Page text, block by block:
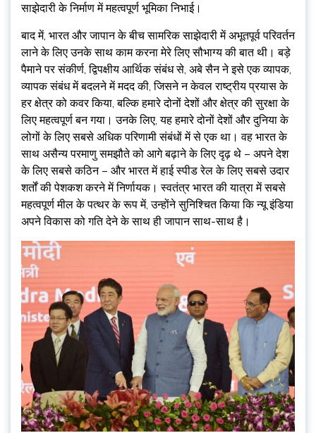
साझेदारी के निर्माण में महत्वपूर्ण भूमिका निभाई।
बाद में, भारत और जापान के बीच सामरिक साझेदारी में अभूतपूर्व परिवर्तन
लाने के लिए उनके साथ काम करना मेरे लिए सौभाग्य की बात थी। बड़े
पैमाने पर संकीर्ण, द्विपक्षीय आर्थिक संबंध से, अबे सैन ने इसे एक व्यापक,
व्यापक संबंध में बदलने में मदद की, जिसने न केवल राष्ट्रीय प्रयास के
हर क्षेत्र को कवर किया, बल्कि हमारे दोनों देशों और क्षेत्र की सुरक्षा के
लिए महत्वपूर्ण बन गया। उनके लिए, यह हमारे दोनों देशों और दुनिया के
लोगों के लिए सबसे अधिक परिणामी संबंधों में से एक था। वह भारत के
साथ असैन्य परमाणु समझौते को आगे बढ़ाने के लिए दृढ़ थे – अपने देश
के लिए सबसे कठिन – और भारत में हाई स्पीड रेल के लिए सबसे उदार
शर्तों की पेशकश करने में निर्णायक। स्वतंत्र भारत की यात्रा में सबसे
महत्वपूर्ण मील के पत्थर के रूप में, उन्होंने सुनिश्चित किया कि न्यू इंडिया
अपने विकास को गति देने के साथ ही जापान साथ-साथ है।